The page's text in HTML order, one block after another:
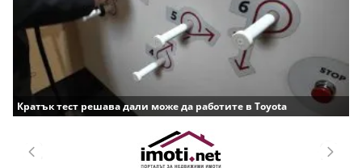
Кратък тест решава дали може да работите в Toyota